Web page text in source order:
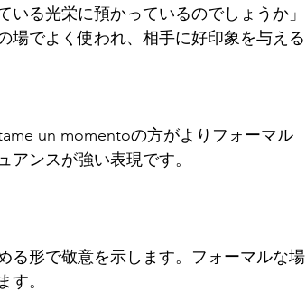
る光栄に預かっているのでしょうか」
場でよく使われ、相手に好印象を与える
un momentoの方がよりフォーマル
ンスが強い表現です。
る形で敬意を示します。フォーマルな場
。